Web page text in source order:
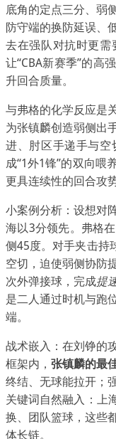
底角的定点三分、弱
防守端的换防延误、
去在强队对抗时更
让“CBA新赛季”的高
升回合质量。
与弗格的化学反应是
为张镇麟创造弱侧出
进、肘区手递手与
成“1外1锋”的双向喂
更具连续性的回合攻
小案例分析：设想对
海以3分领先。弗格
侧45度。对手夹击持
空切，迫使弱侧协防
次外弹接球，完成提
是二人通过时机与跑
端。
战术嵌入：在刘铮的
框架内， 张镇麟的最
终结、无球能拉开；
关键词自然融入：上
换、团队篮球，这
体长链。